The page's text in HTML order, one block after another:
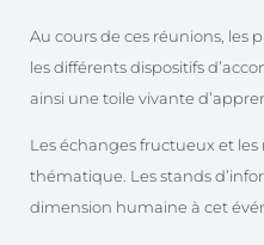
Au cours de ces réunions, les
les différents dispositifs
ainsi une toile vivante
Les échanges fructueux et
thématique. Les stands
dimension humaine à cet